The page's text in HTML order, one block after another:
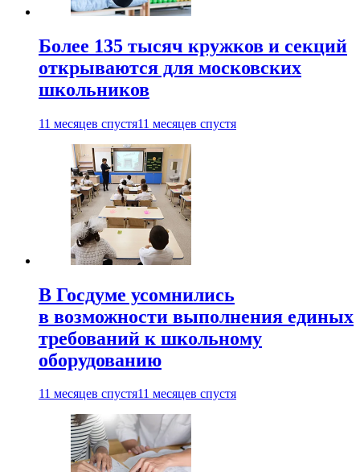
Более 135 тысяч кружков и секций
открываются для московских
школьников
11 месяцев спустя11 месяцев спустя
В Госдуме усомнились
в возможности выполнения единых
требований к школьному
оборудованию
11 месяцев спустя11 месяцев спустя